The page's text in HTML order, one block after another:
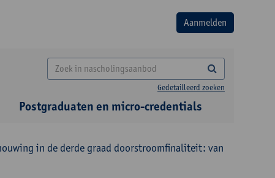
Gedetailleerd zoeken
Postgraduaten en micro-credentials
in de derde graad doorstroomfinaliteit: van